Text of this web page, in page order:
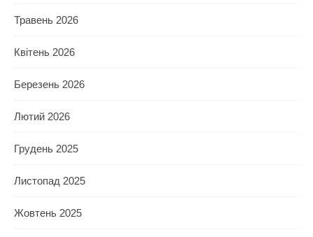
Травень 2026
Квітень 2026
Березень 2026
Лютий 2026
Грудень 2025
Листопад 2025
Жовтень 2025